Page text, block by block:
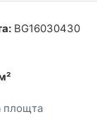
BG16030430
площта